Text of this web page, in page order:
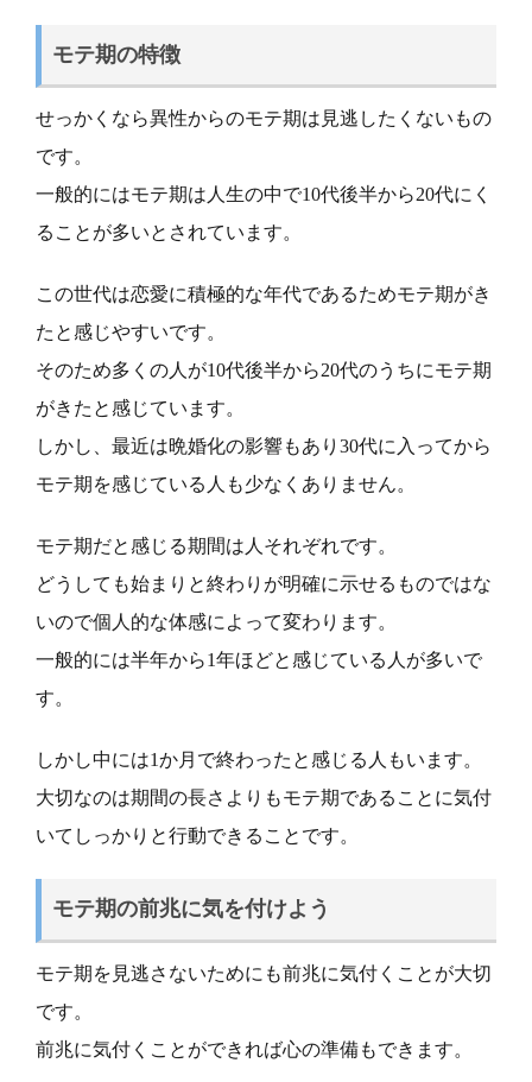
モテ期の特徴
せっかくなら異性からのモテ期は見逃したくないもの
です。
一般的にはモテ期は人生の中で10代後半から20代にく
ることが多いとされています。
この世代は恋愛に積極的な年代であるためモテ期がき
たと感じやすいです。
そのため多くの人が10代後半から20代のうちにモテ期
がきたと感じています。
しかし、最近は晩婚化の影響もあり30代に入ってから
モテ期を感じている人も少なくありません。
モテ期だと感じる期間は人それぞれです。
どうしても始まりと終わりが明確に示せるものではな
いので個人的な体感によって変わります。
一般的には半年から1年ほどと感じている人が多いで
す。
しかし中には1か月で終わったと感じる人もいます。
大切なのは期間の長さよりもモテ期であることに気付
いてしっかりと行動できることです。
モテ期の前兆に気を付けよう
モテ期を見逃さないためにも前兆に気付くことが大切
です。
前兆に気付くことができれば心の準備もできます。